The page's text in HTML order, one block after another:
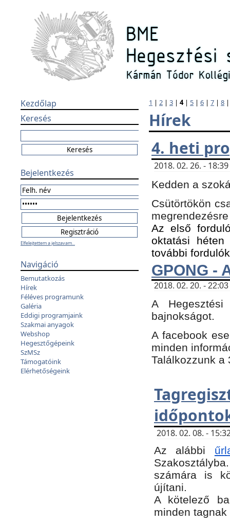
Kezdőlap
Keresés
Bejelentkezés
Elfelejtettem a jelszavam...
Navigáció
Bemutatkozás
Hírek
Féléves programunk
Galéria
Eddigi programjaink
Szakmai anyagok
Webshop
Hegesztőgépeink
SzMSz
Támogatóink
Elérhetőségeink
1 | 2 | 3 | 4| 5 | 6 | 7 | 8
Hírek
4. heti
2018. 02. 26. -
Kedden a
Csütörtökön
Az első
oktatási
további
GPONG -
2018. 02. 20. -
A
bajnokságot.
A facebook
minden
Találkozzunk a
2018. 02. 08. -
Az alábbi
számára is
újítani.
​A kötelező
minden